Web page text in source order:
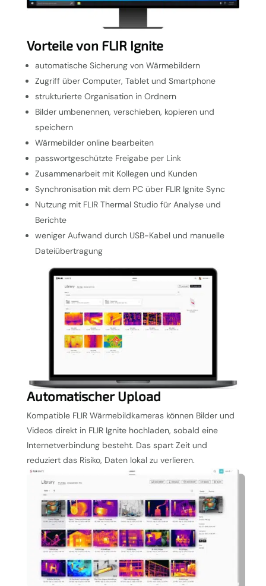
Vorteile von FLIR Ignite
automatische Sicherung von Wärmebildern
Zugriff über Computer, Tablet und Smartphone
strukturierte Organisation in Ordnern
Bilder umbenennen, verschieben, kopieren und
speichern
Wärmebilder online bearbeiten
passwortgeschützte Freigabe per Link
Zusammenarbeit mit Kollegen und Kunden
Synchronisation mit dem PC über FLIR Ignite Sync
Nutzung mit FLIR Thermal Studio für Analyse und
Berichte
weniger Aufwand durch USB-Kabel und manuelle
Dateiübertragung
Automatischer Upload
Kompatible FLIR Wärmebildkameras können Bilder und
Videos direkt in FLIR Ignite hochladen, sobald eine
Internetverbindung besteht. Das spart Zeit und
reduziert das Risiko, Daten lokal zu verlieren.